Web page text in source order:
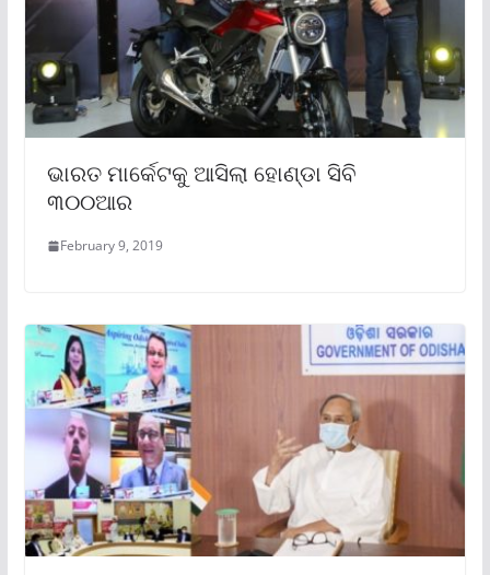
ଭାରତ ମାର୍କେଟକୁ ଆସିଲା ହୋଣ୍ଡା ସିବି
୩୦୦ଆର
February 9, 2019